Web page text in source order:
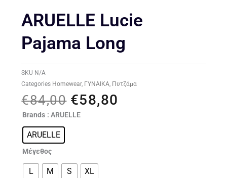
ARUELLE Lucie
Pajama Long
SKU N/A
Categories Homewear, ΓΥΝΑΙΚΑ Πυτζάμα
€84,00 Original
price
was:
€58,80
Brands : ARUELLE
ARUELLE
Μέγεθος
L M S XL
ARUELLE
pajama
long
ποσότητα